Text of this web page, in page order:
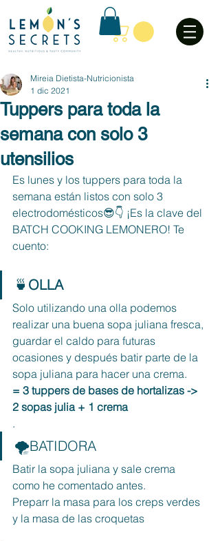
Tuppers para toda la
semana con solo 3
utensilios
Mireia Dietista-Nutricionista
1 dic 2021
Es lunes y los tuppers para toda la
semana están listos con solo 3
electrodomésticos😎👇 ¡Es la clave del
BATCH COOKING LEMONERO! Te
cuento:
🍵 OLLA
Solo utilizando una olla podemos
realizar una buena sopa juliana fresca,
guardar el caldo para futuras
ocasiones y después batir parte de la
sopa juliana para hacer una crema.
= 3 tuppers de bases de hortalizas ->
2 sopas julia + 1 crema
.
🌪BATIDORA
Batir la sopa juliana y sale crema
como he comentado antes.
Preparr la masa para los creps verdes
y la masa de las croquetas